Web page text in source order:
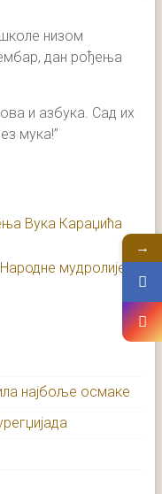
низом
дан рођења
и азбука. Сад их
мука!”
Вука Караџића
мудролије→
најбоље осмаке
→